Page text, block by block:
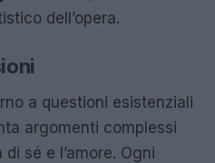
dell’opera.
a questioni esistenziali
argomenti complessi
sé e l’amore. Ogni